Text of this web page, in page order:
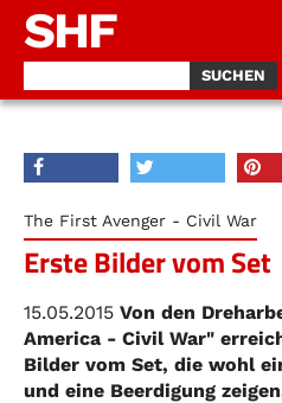
SHF
The First Avenger - Civil War
Erste Bilder vom Set
15.05.2015 Von den
America - Civil War"
Bilder vom Set, die wohl
und eine Beerdigung